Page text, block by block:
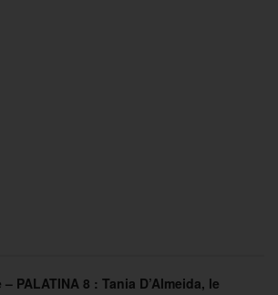
– PALATINA 8 : Tania D’Almeida, le